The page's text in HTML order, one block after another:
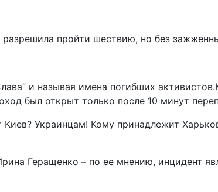
пройти шествию, но без
и называя имена погибших
был открыт только после 10 минут
Украинцам! Кому принадлежит
Геращенко – по ее мнению, инцидент